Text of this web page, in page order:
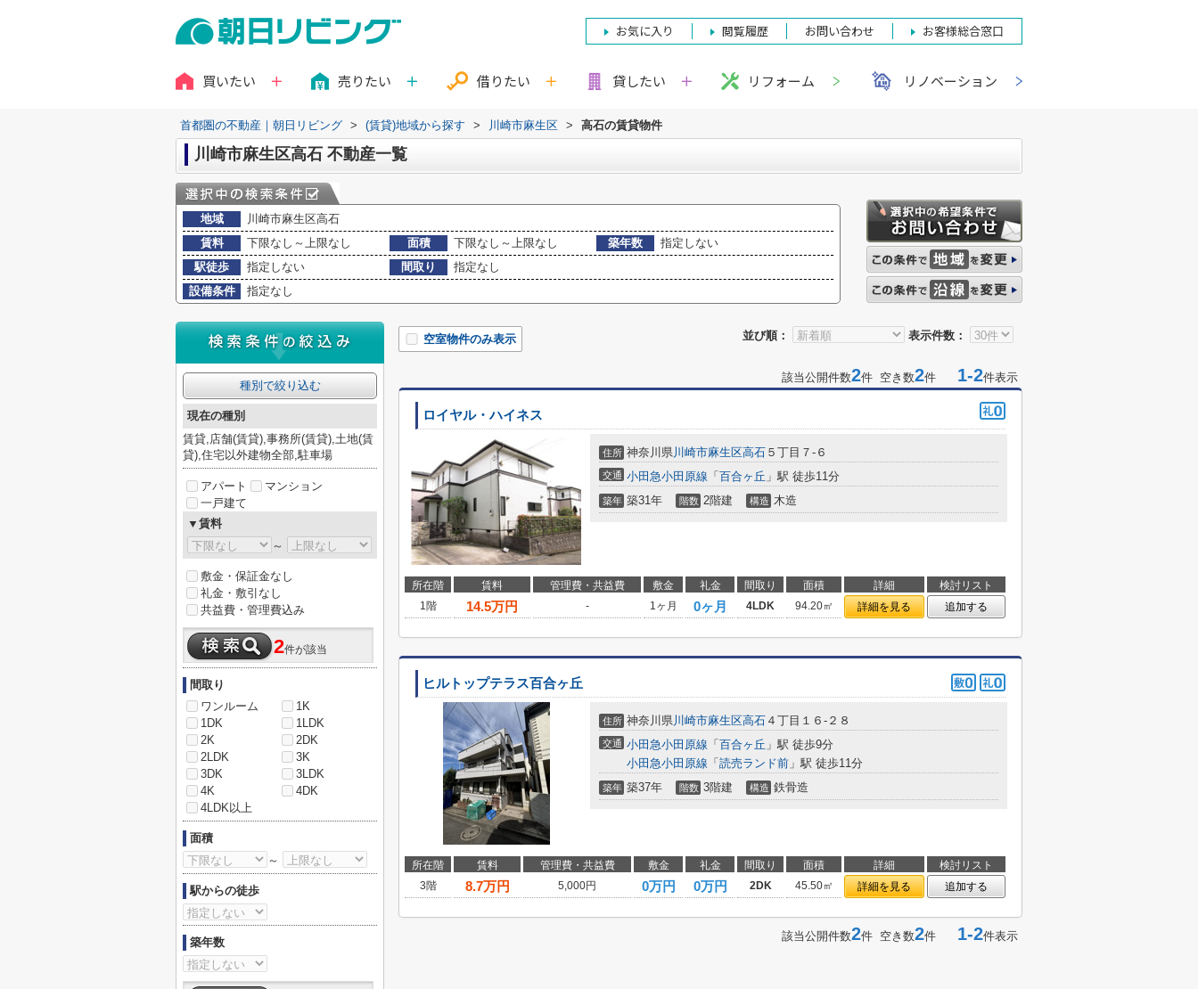
お気に入り 閲覧履歴 お問い合わせ お客様総合窓口
買いたい 売りたい 借りたい 貸したい リフォーム リノベーション
首都圏の不動産｜朝日リビング > (賃貸)地域から探す > 川崎市麻生区 > 高石の賃貸物件
川崎市麻生区高石 不動産一覧
地域
川崎市麻生区高石
賃料
下限なし～上限なし 面積 下限なし～上限なし 築年数
指定しない
駅徒歩
指定しない 間取り
指定なし
設備条件
指定なし
並び順： 表示件数：
空室物件のみ表示
該当公開件数2件 空き数2件 1-2件表示
ロイヤル・ハイネス
住所 神奈川県川崎市麻生区高石 ５丁目７-６
交通 小田急小田原線 「 百合ヶ丘 」駅 徒歩11分
築年 築31年 階数 2階建 構造 木造
所在階 賃料 管理費・共益費 敷金 礼金 間取り 面積 詳細
検討リスト
1階
14.5万円 - 1ヶ月 0ヶ月 4LDK 94.20㎡ 詳細を見る 追加する
ヒルトップテラス百合ヶ丘
住所 神奈川県川崎市麻生区高石 ４丁目１６-２８
交通 小田急小田原線 「 百合ヶ丘 」駅 徒歩9分
小田急小田原線 「 読売ランド前 」駅 徒歩11分
築年 築37年 階数 3階建 構造 鉄骨造
所在階 賃料 管理費・共益費 敷金 礼金 間取り 面積 詳細
検討リスト
3階
8.7万円 5,000円 0万円 0万円 2DK 45.50㎡ 詳細を見る 追加する
該当公開件数2件 空き数2件 1-2件表示
種別で絞り込む
現在の種別
賃貸,店舗(賃貸),事務所(賃貸),土地(賃
貸),住宅以外建物全部,駐車場
アパート
マンション
一戸建て
▼賃料
～
敷金・保証金なし
礼金・敷引なし
共益費・管理費込み
2件が該当
間取り
ワンルーム
1K
1DK
1LDK
2K
2DK
2LDK
3K
3DK
3LDK
4K
4DK
4LDK以上
面積
～
駅からの徒歩
築年数